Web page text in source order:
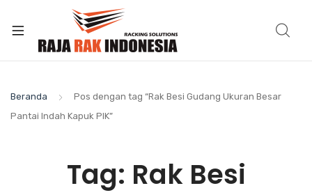
Beranda
Pos dengan tag “Rak Besi Gudang Ukuran Besar
Pantai Indah Kapuk PIK”
Tag: Rak Besi